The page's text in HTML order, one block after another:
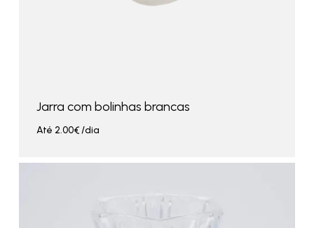
Jarra com bolinhas brancas
Até 2.00€/dia